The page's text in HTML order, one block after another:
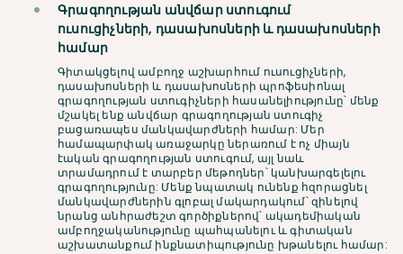
Գրագողության անվճար ստուգում
ուսուցիչների, դասախոսների և դասախոսների
համար
Գիտակցելով ամբողջ աշխարհում ուսուցիչների,
դասախոսների և դասախոսների պրոֆեսիոնալ
գրագողության ստուգիչների հասանելիությունը՝ մենք
մշակել ենք անվճար գրագողության ստուգիչ
բացառապես մանկավարժների համար: Մեր
համապարփակ առաջարկը ներառում է ոչ միայն
էական գրագողության ստուգում, այլ նաև
տրամադրում է տարբեր մեթոդներ՝ կանխարգելելու
գրագողությունը: Մենք նպատակ ունենք հզորացնել
մանկավարժներին գլոբալ մակարդակում՝ զինելով
նրանց անհրաժեշտ գործիքներով՝ ակադեմիական
ամբողջականությունը պահպանելու և գիտական
աշխատանքում ինքնատիպությունը խթանելու համար: